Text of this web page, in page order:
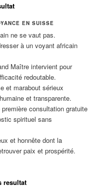
EN SUISSE
ne se vaut pas.
à un voyant africain
Maître intervient pour
redoutable.
et marabout sérieux
et transparente.
consultation gratuite
spirituel sans
et honnête dont la
paix et prospérité.
resultat